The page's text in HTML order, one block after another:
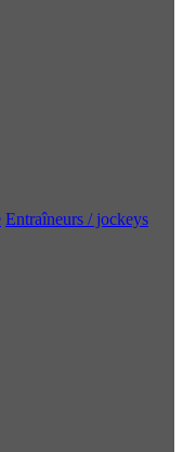
Entraîneurs / jockeys